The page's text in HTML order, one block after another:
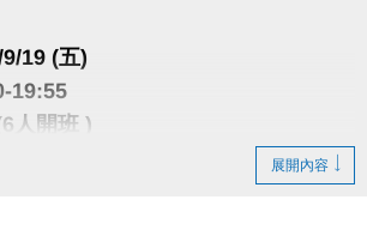
19 (五)
19:55
人開班 )
及各國流行舞曲，帶領大家熱力揮
展開內容